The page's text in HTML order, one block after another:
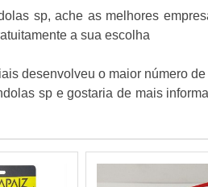
sp, ache as melhores
a sua escolha
desenvolveu o maior número
sp e gostaria de mais